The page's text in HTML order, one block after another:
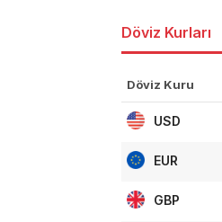
Döviz Kurları
Döviz Kuru
USD
EUR
GBP